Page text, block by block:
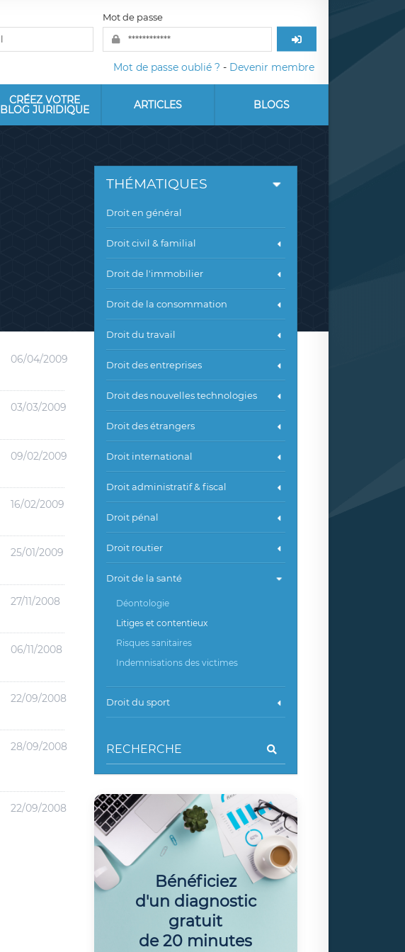
Mot de passe
Mot de passe oublié ? - Devenir membre
CRÉEZ VOTRE
BLOG JURIDIQUE ARTICLES BLOGS
06/04/2009
03/03/2009
09/02/2009
16/02/2009
25/01/2009
27/11/2008
06/11/2008
22/09/2008
28/09/2008
22/09/2008
THÉMATIQUES
Droit en général
Droit civil & familial
Droit de l'immobilier
Droit de la consommation
Droit du travail
Droit des entreprises
Droit des nouvelles technologies
Droit des étrangers
Droit international
Droit administratif & fiscal
Droit pénal
Droit routier
Droit de la santé
Déontologie
Litiges et contentieux
Risques sanitaires
Indemnisations des victimes
Droit du sport
Bénéficiez
d'un diagnostic
gratuit
de 20 minutes